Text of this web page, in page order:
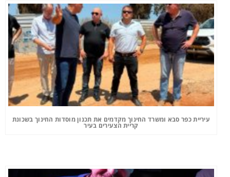
עיריית כפר סבא ומשרד החינוך מקדמים את תכנון מוסדות החינוך בשכונת
קריית הצעירים בעיר